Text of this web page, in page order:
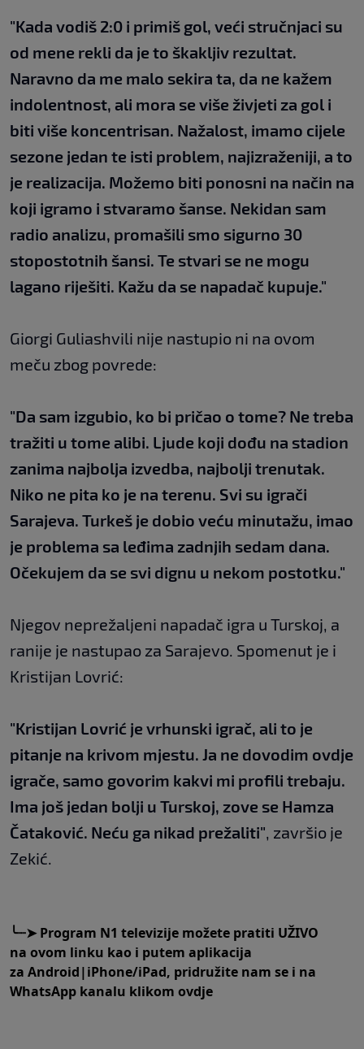
"Kada vodiš 2:0 i primiš gol, veći stručnjaci su
od mene rekli da je to škakljiv rezultat.
Naravno da me malo sekira ta, da ne kažem
indolentnost, ali mora se više živjeti za gol i
biti više koncentrisan. Nažalost, imamo cijele
sezone jedan te isti problem, najizraženiji, a to
je realizacija. Možemo biti ponosni na način na
koji igramo i stvaramo šanse. Nekidan sam
radio analizu, promašili smo sigurno 30
stopostotnih šansi. Te stvari se ne mogu
lagano riješiti. Kažu da se napadač kupuje."
Giorgi Guliashvili nije nastupio ni na ovom
meču zbog povrede:
"Da sam izgubio, ko bi pričao o tome? Ne treba
tražiti u tome alibi. Ljude koji dođu na stadion
zanima najbolja izvedba, najbolji trenutak.
Niko ne pita ko je na terenu. Svi su igrači
Sarajeva. Turkeš je dobio veću minutažu, imao
je problema sa leđima zadnjih sedam dana.
Očekujem da se svi dignu u nekom postotku."
Njegov neprežaljeni napadač igra u Turskoj, a
ranije je nastupao za Sarajevo. Spomenut je i
Kristijan Lovrić:
"Kristijan Lovrić je vrhunski igrač, ali to je
pitanje na krivom mjestu. Ja ne dovodim ovdje
igrače, samo govorim kakvi mi profili trebaju.
Ima još jedan bolji u Turskoj, zove se Hamza
Čataković. Neću ga nikad prežaliti", završio je
Zekić.
╰┈➤Program N1 televizije možete pratiti UŽIVO
na ovom linku kao i putem aplikacija
za Android|iPhone/iPad, pridružite nam se i na
WhatsApp kanalu klikom ovdje